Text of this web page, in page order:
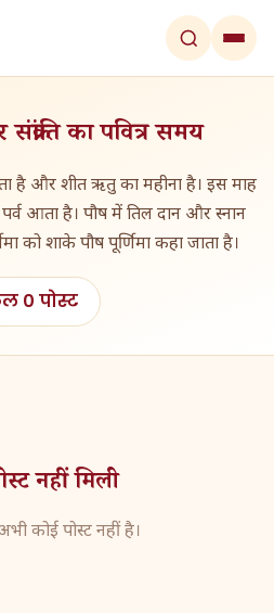
का पवित्र समय
है और शीत ऋतु का महीना है। इस माह
आता है। पौष में तिल दान और स्नान
को शाके पौष पूर्णिमा कहा जाता है।
0 पोस्ट
नहीं मिली
कोई पोस्ट नहीं है।